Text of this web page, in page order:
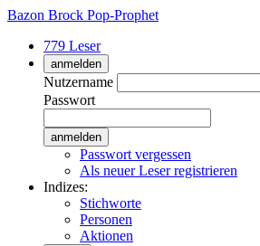
Bazon Brock Pop-Prophet
779 Leser
anmelden
Nutzername
Passwort
Passwort vergessen
Als neuer Leser registrieren
Indizes:
Stichworte
Personen
Aktionen